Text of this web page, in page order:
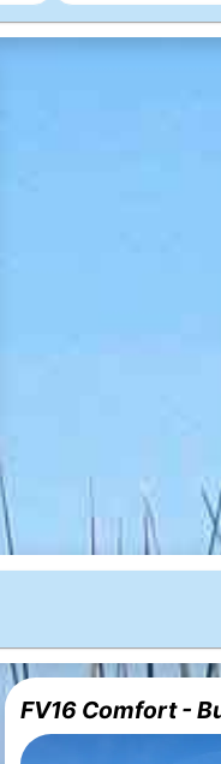
FV16 Comfort -